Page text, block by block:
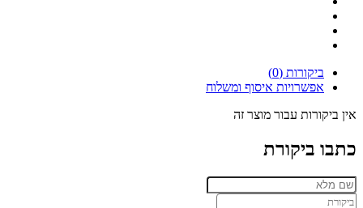
ביקורות (0)
אפשרויות איסוף ומשלוח
אין ביקורות עבור מוצר זה
כתבו ביקורת